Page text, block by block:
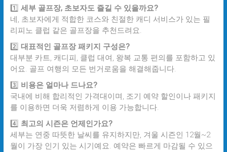
1️⃣ 세부 골프장, 초보자도 즐길 수 있을까요?
네, 초보자에게 적합한 코스와 친절한 캐디 서비스가 있는 필
리피노 클럽 같은 골프장을 추천드려요.
2️⃣ 대표적인 골프장 패키지 구성은?
대부분 카트, 캐디피, 클럽 대여, 왕복 교통 편의를 포함하고 있
어요. 골프 여행의 모든 번거로움을 해결해줍니다.
3️⃣ 비용은 얼마나 드나요?
국내에 비해 합리적인 가격대이며, 조기 예약 할인이나 패키지
를 이용하면 더욱 저렴하게 이용 가능합니다.
4️⃣ 최고의 시즌은 언제인가요?
세부는 연중 따뜻한 날씨를 유지하지만, 겨울 시즌인 12월~2
월이 가장 인기 있는 시기예요. 예약은 빠르게 마감될 수 있으